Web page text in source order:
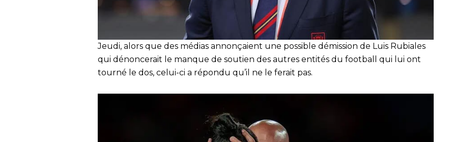
Jeudi, alors que des médias annonçaient une possible démission de Luis Rubiales
qui dénoncerait le manque de soutien des autres entités du football qui lui ont
tourné le dos, celui-ci a répondu qu’il ne le ferait pas.